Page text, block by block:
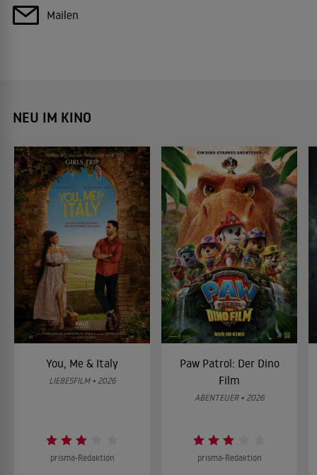
Mailen
NEU IM KINO
You, Me & Italy
LIEBESFILM • 2026
prisma-Redaktion
Paw Patrol: Der Dino
Film
ABENTEUER • 2026
prisma-Redaktion